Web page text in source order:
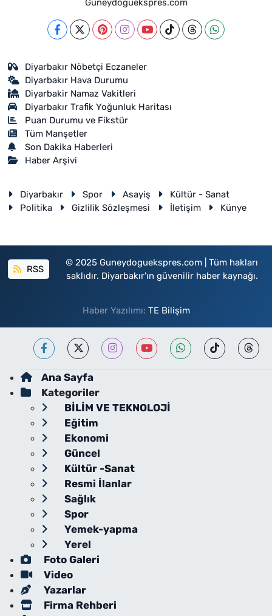
Guneydoguekspres.com
Diyarbakır Nöbetçi Eczaneler
Diyarbakır Hava Durumu
Diyarbakir Namaz Vakitleri
Diyarbakır Trafik Yoğunluk Haritası
Puan Durumu ve Fikstür
Tüm Manşetler
Son Dakika Haberleri
Haber Arşivi
Diyarbakır Spor Asayiş
Kültür - Sanat
Politika
Gizlilik Sözleşmesi İletişim Künye
RSS
© 2025 Guneydoguekspres.com | Tüm hakları
saklıdır. Diyarbakır'ın güvenilir haber kaynağı.
Haber Yazılımı: TE Bilişim
Ana Sayfa
Kategoriler
BİLİM VE TEKNOLOJİ
Eğitim
Ekonomi
Güncel
Kültür -Sanat
Resmi İlanlar
Sağlık
Spor
Yemek-yapma
Yerel
Foto Galeri
Video
Yazarlar
Firma Rehberi